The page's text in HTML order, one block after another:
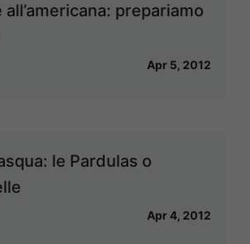
all’americana: prepariamo
Apr 5, 2012
le Pardulas o
Apr 4, 2012